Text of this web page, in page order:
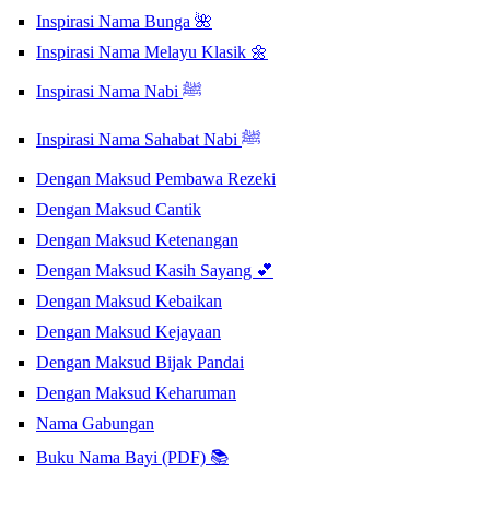
Inspirasi Nama Bunga 🌺
Inspirasi Nama Melayu Klasik 🌼
Inspirasi Nama Nabi ﷺ
Inspirasi Nama Sahabat Nabi ﷺ
Dengan Maksud Pembawa Rezeki
Dengan Maksud Cantik
Dengan Maksud Ketenangan
Dengan Maksud Kasih Sayang 💕
Dengan Maksud Kebaikan
Dengan Maksud Kejayaan
Dengan Maksud Bijak Pandai
Dengan Maksud Keharuman
Nama Gabungan
Buku Nama Bayi (PDF) 📚